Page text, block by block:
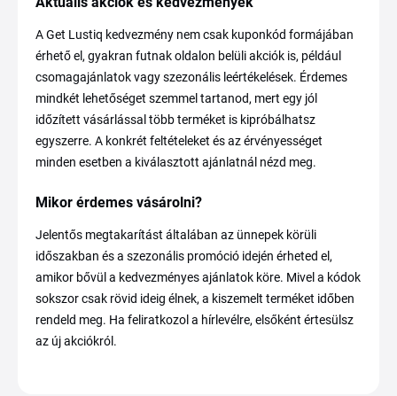
A Get Lustiq kedvezmény nem csak kuponkód formájában
érhető el, gyakran futnak oldalon belüli akciók is, például
csomagajánlatok vagy szezonális leértékelések. Érdemes
mindkét lehetőséget szemmel tartanod, mert egy jól
időzített vásárlással több terméket is kipróbálhatsz
egyszerre. A konkrét feltételeket és az érvényességet
minden esetben a kiválasztott ajánlatnál nézd meg.
Mikor érdemes vásárolni?
Jelentős megtakarítást általában az ünnepek körüli
időszakban és a szezonális promóció idején érheted el,
amikor bővül a kedvezményes ajánlatok köre. Mivel a kódok
sokszor csak rövid ideig élnek, a kiszemelt terméket időben
rendeld meg. Ha feliratkozol a hírlevélre, elsőként értesülsz
az új akciókról.